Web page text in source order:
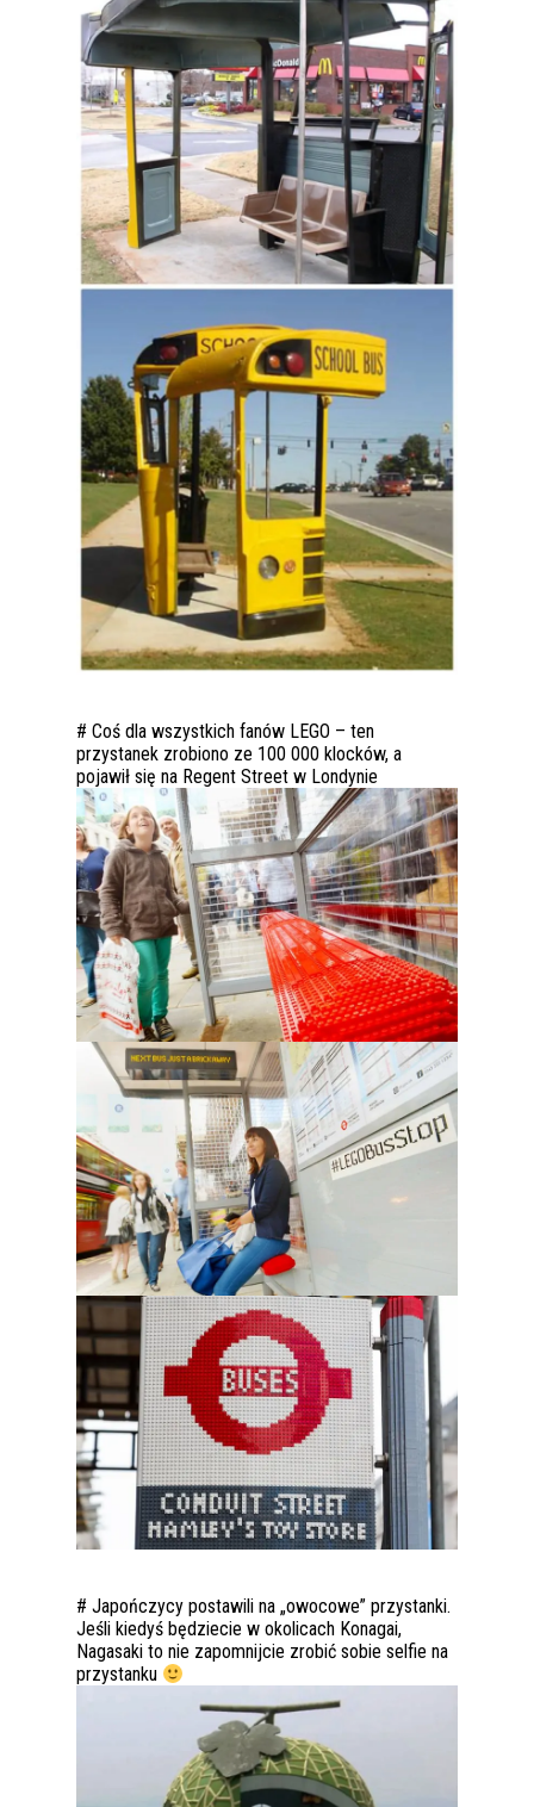
# Coś dla wszystkich fanów LEGO – ten
przystanek zrobiono ze 100 000 klocków, a
pojawił się na Regent Street w Londynie
# Japończycy postawili na „owocowe” przystanki.
Jeśli kiedyś będziecie w okolicach Konagai,
Nagasaki to nie zapomnijcie zrobić sobie selfie na
przystanku